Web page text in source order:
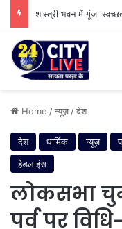
Home /न्यूज़ /देश
देश धार्मिक न्यूज़
हेडलाइंस
लोकसभा
पर्व पर